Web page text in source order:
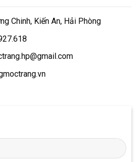
Chinh, Kiến An, Hải Phòng